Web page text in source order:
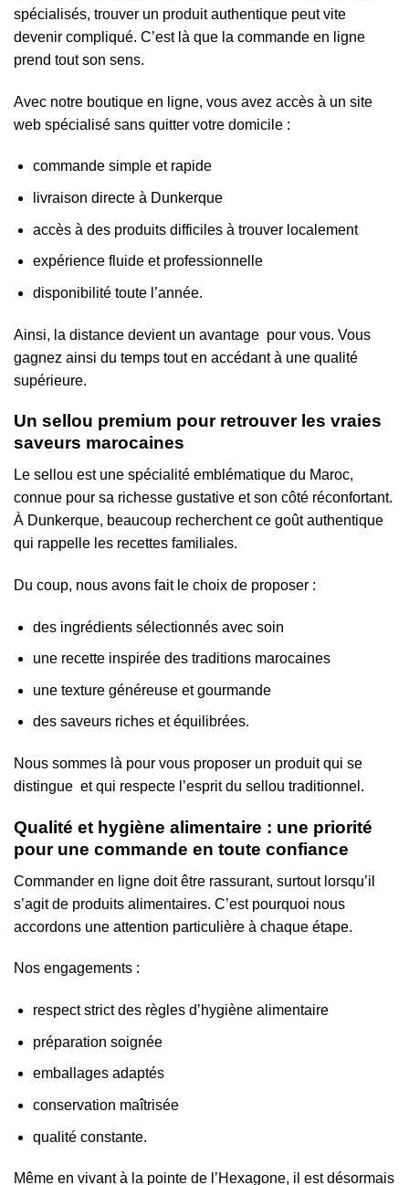
spécialisés, trouver un produit authentique peut vite
devenir compliqué. C’est là que la commande en ligne
prend tout son sens.
Avec notre boutique en ligne, vous avez accès à un site
web spécialisé sans quitter votre domicile :
commande simple et rapide
livraison directe à Dunkerque
accès à des produits difficiles à trouver localement
expérience fluide et professionnelle
disponibilité toute l’année.
Ainsi, la distance devient un avantage pour vous. Vous
gagnez ainsi du temps tout en accédant à une qualité
supérieure.
Un sellou premium pour retrouver les vraies
saveurs marocaines
Le sellou est une spécialité emblématique du Maroc,
connue pour sa richesse gustative et son côté réconfortant.
À Dunkerque, beaucoup recherchent ce goût authentique
qui rappelle les recettes familiales.
Du coup, nous avons fait le choix de proposer :
des ingrédients sélectionnés avec soin
une recette inspirée des traditions marocaines
une texture généreuse et gourmande
des saveurs riches et équilibrées.
Nous sommes là pour vous proposer un produit qui se
distingue et qui respecte l’esprit du sellou traditionnel.
Qualité et hygiène alimentaire : une priorité
pour une commande en toute confiance
Commander en ligne doit être rassurant, surtout lorsqu’il
s’agit de produits alimentaires. C’est pourquoi nous
accordons une attention particulière à chaque étape.
Nos engagements :
respect strict des règles d’hygiène alimentaire
préparation soignée
emballages adaptés
conservation maîtrisée
qualité constante.
Même en vivant à la pointe de l’Hexagone, il est désormais